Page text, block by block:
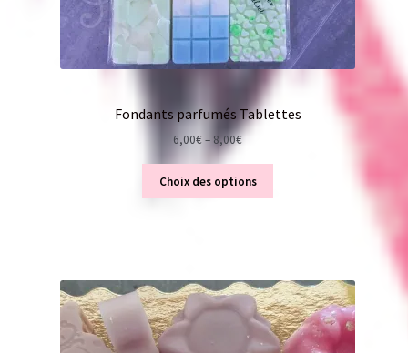
Fondants parfumés Tablettes
6,00€ – 8,00€
Choix des options